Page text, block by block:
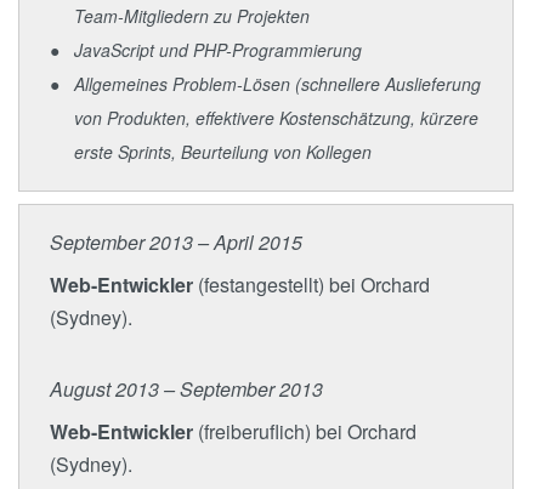
Team-Mitgliedern zu Projekten
JavaScript und PHP-Programmierung
Allgemeines Problem-Lösen (schnellere Auslieferung
von Produkten, effektivere Kostenschätzung, kürzere
erste Sprints, Beurteilung von Kollegen
September 2013 – April 2015
Web-Entwickler (festangestellt) bei Orchard
(Sydney).
August 2013 – September 2013
Web-Entwickler (freiberuflich) bei Orchard
(Sydney).